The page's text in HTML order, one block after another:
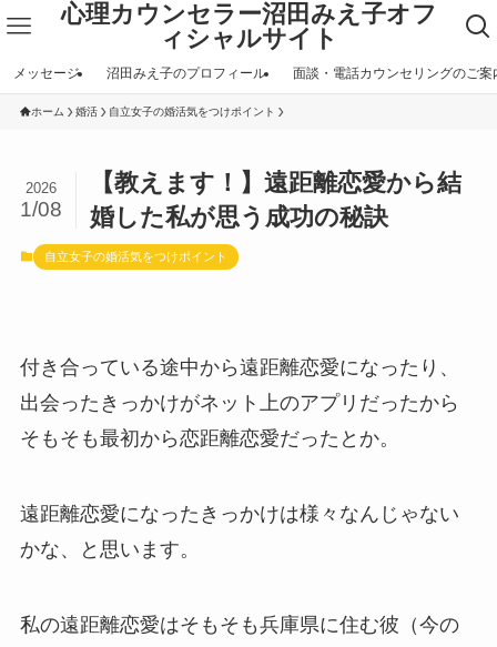
心理カウンセラー沼田みえ子オフ
ィシャルサイト
メッセージ 沼田みえ子のプロフィール 面談・電話カウンセリングのご案
ホーム 婚活 自立女子の婚活気をつけポイント
【教えます！】遠距離恋愛から結
婚した私が思う成功の秘訣
2026
1/08
自立女子の婚活気をつけポイント
付き合っている途中から遠距離恋愛になったり、
出会ったきっかけがネット上のアプリだったから
そもそも最初から恋距離恋愛だったとか。
遠距離恋愛になったきっかけは様々なんじゃない
かな、と思います。
私の遠距離恋愛はそもそも兵庫県に住む彼（今の